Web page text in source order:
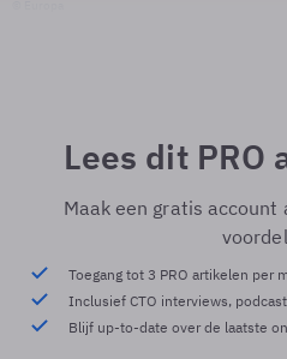
Lees dit
Maak een gratis account
Toegang tot 3 PRO artikelen per
Inclusief CTO interviews,
Blijf up-to-date over de laatste